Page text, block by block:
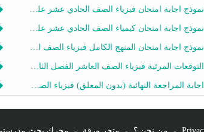
نموذج اجابة امتحان فيزياء الصف الحادي عشر علمي الفصل الثاني 2025-2026
نموذج اجابة امتحان كيمياء الصف الحادي عشر علمي الفصل الثاني 2025-2026
نموذج اجابة امتحان المنهج الكامل فيزياء الصف العاشر الفصل الثاني 2025-2026
التوقعات المرئية فيزياء الصف العاشر الفصل الثاني 2026 أ هيثم الليثي
اجابة المراجعة النهائية (بدون المعلق) فيزياء الصف العاشر الفصل الثاني أ أحمد نبيه